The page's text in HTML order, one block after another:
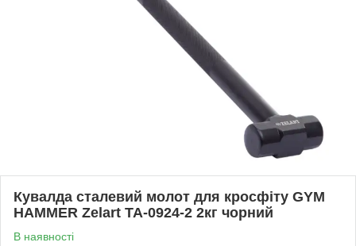
Кувалда сталевий молот для кросфіту GYM
HAMMER Zelart TA-0924-2 2кг чорний
В наявності